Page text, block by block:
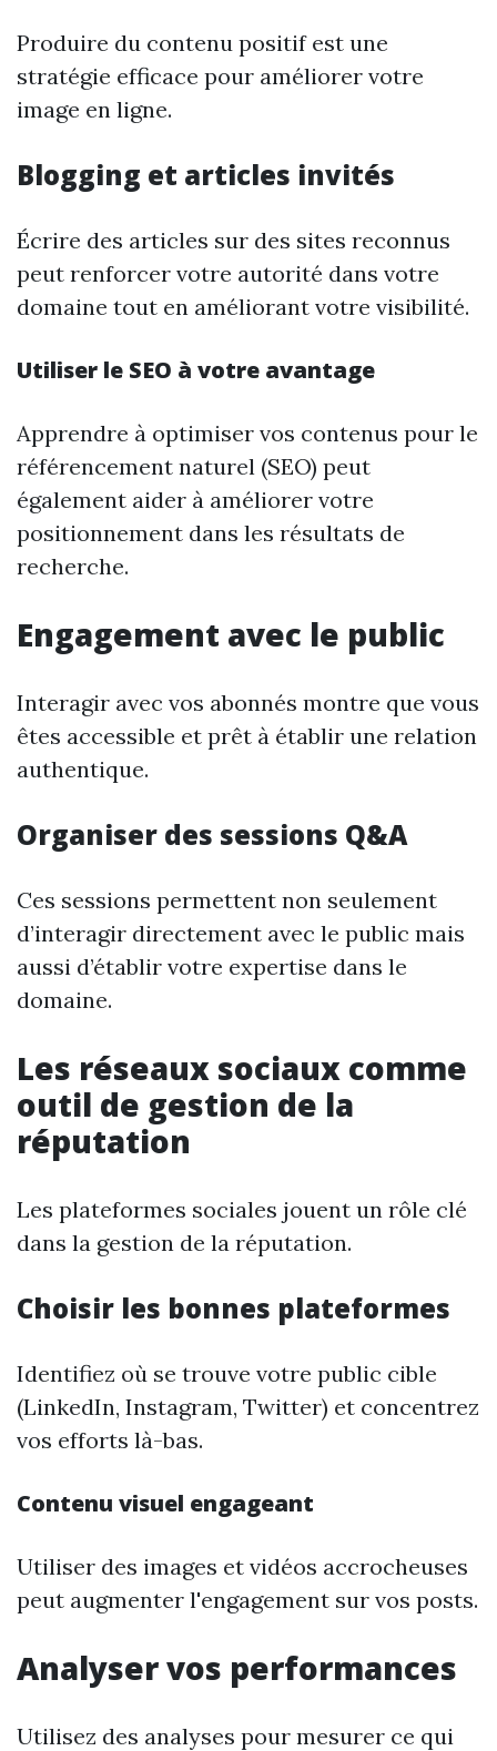
Produire du contenu positif est une
stratégie efficace pour améliorer votre
image en ligne.
Blogging et articles invités
Écrire des articles sur des sites reconnus
peut renforcer votre autorité dans votre
domaine tout en améliorant votre visibilité.
Utiliser le SEO à votre avantage
Apprendre à optimiser vos contenus pour le
référencement naturel (SEO) peut
également aider à améliorer votre
positionnement dans les résultats de
recherche.
Engagement avec le public
Interagir avec vos abonnés montre que vous
êtes accessible et prêt à établir une relation
authentique.
Organiser des sessions Q&A
Ces sessions permettent non seulement
d’interagir directement avec le public mais
aussi d’établir votre expertise dans le
domaine.
Les réseaux sociaux comme
outil de gestion de la
réputation
Les plateformes sociales jouent un rôle clé
dans la gestion de la réputation.
Choisir les bonnes plateformes
Identifiez où se trouve votre public cible
(LinkedIn, Instagram, Twitter) et concentrez
vos efforts là-bas.
Contenu visuel engageant
Utiliser des images et vidéos accrocheuses
peut augmenter l'engagement sur vos posts.
Analyser vos performances
Utilisez des analyses pour mesurer ce qui